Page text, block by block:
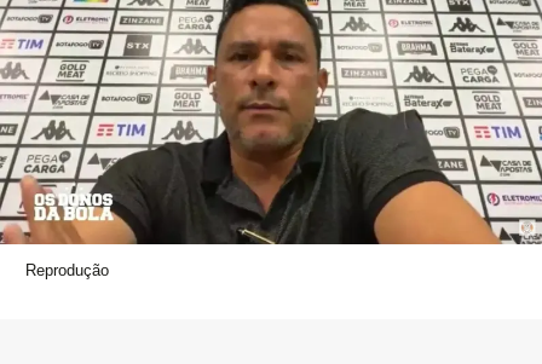
Reprodução